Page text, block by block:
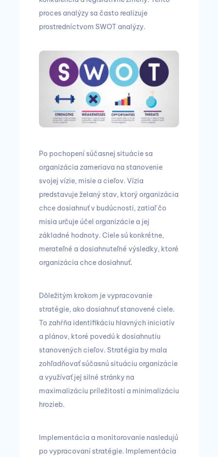
proces analýzy sa často realizuje
prostredníctvom SWOT analýzy.
Po pochopení súčasnej situácie sa
organizácia zameriava na stanovenie
svojej vízie, misie a cieľov. Vízia
predstavuje želaný stav, ktorý organizácia
chce dosiahnuť v budúcnosti, zatiaľ čo
misia určuje účel organizácie a jej
základné hodnoty. Ciele sú konkrétne,
merateľné a dosiahnuteľné výsledky, ktoré
organizácia chce dosiahnuť.
Dôležitým krokom je vypracovanie
stratégie, ako dosiahnuť stanovené ciele.
To zahŕňa identifikáciu hlavných iniciatív
a plánov, ktoré povedú k dosiahnutiu
stanovených cieľov. Stratégia by mala
zohľadňovať súčasnú situáciu organizácie
a využívať jej silné stránky na
maximalizáciu príležitostí a minimalizáciu
hrozieb.
Implementácia a monitorovanie nasledujú
po vypracovaní stratégie. Implementácia